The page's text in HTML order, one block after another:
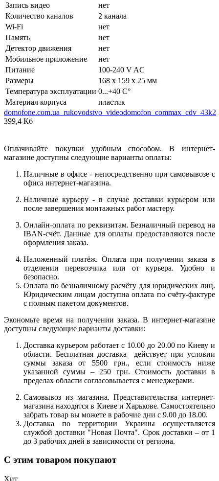
Запись видео
нет
Количество каналов
2 канала
Wi-Fi
нет
Память
нет
Детектор движения
нет
Мобильное приложение
нет
Питание
100-240 V AC
Размеры
168 x 159 x 25 мм
Температура эксплуатации 0...+40 C°
Материал корпуса
пластик
domofone.com.ua_rukovodstvo_videodomofon_commax_cdv_43k2
399,4 Кб
Оплачивайте покупки удобным способом. В интернет-
магазине доступны следующие варианты оплаты:
Наличные в офисе - непосредственно при самовывозе с
офиса интернет-магазина.
Наличные курьеру - в случае доставки курьером или
после завершения монтажных работ мастеру.
Онлайн-оплата по реквизитам. Безналичный перевод на
IBAN-счёт. Данные для оплаты предоставляются после
оформления заказа.
Наложенный платёж. Оплата при получении заказа в
отделении перевозчика или от курьера. Удобно и
безопасно.
Оплата по безналичному расчёту для юридических лиц.
Юридическим лицам доступна оплата по счёту-фактуре
с полным пакетом документов.
Экономьте время на получении заказа. В интернет-магазине
доступны следующие варианты доставки:
Доставка курьером работает с 10.00 до 20.00 по Киеву и
области. Бесплатная доставка действует при условии
суммы заказа от 5500 грн., если стоимость ниже
указанной суммы – 250 грн. Стоимость доставки в
пределах области согласовывается с менеджерами.
Самовывоз из магазина. Представительства интернет-
магазина находятся в Киеве и Харькове. Самостоятельно
забрать товар вы можете в рабочие дни с 9.00 до 18.00.
Доставка по территории Украины осуществляется
службой доставки "Новая Почта". Срок доставки – от 1
до 3 рабочих дней в зависимости от региона.
С этим товаром покупают
Хит